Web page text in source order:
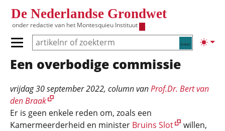
De Nederlandse Grondwet
onder redactie van het Montesquieu Instituut
Zoeken
Primair menu tonen/verbergen
Hoofdnavigatie
Een overbodige commissie
vrijdag 30 september 2022, column vanProf.Dr. Bert van
den Braak
Er is geen enkele reden om, zoals een
Kamermeerderheid en minister Bruins Slot
willen,